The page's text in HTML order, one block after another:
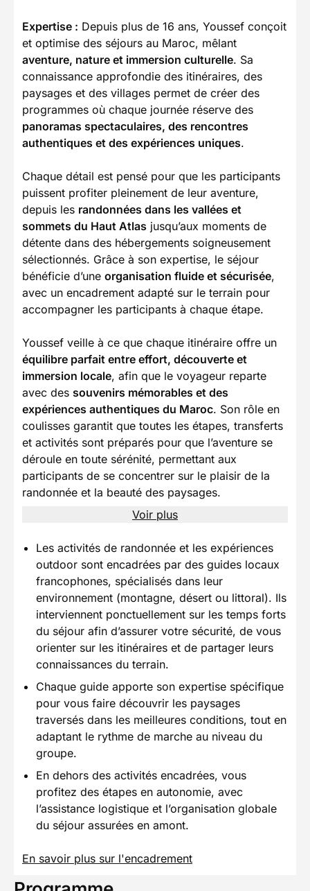
Expertise : Depuis plus de 16 ans, Youssef conçoit
et optimise des séjours au Maroc, mêlant
aventure, nature et immersion culturelle. Sa
connaissance approfondie des itinéraires, des
paysages et des villages permet de créer des
programmes où chaque journée réserve des
panoramas spectaculaires, des rencontres
authentiques et des expériences uniques.
Chaque détail est pensé pour que les participants
puissent profiter pleinement de leur aventure,
depuis les randonnées dans les vallées et
sommets du Haut Atlas jusqu’aux moments de
détente dans des hébergements soigneusement
sélectionnés. Grâce à son expertise, le séjour
bénéficie d’une organisation fluide et sécurisée,
avec un encadrement adapté sur le terrain pour
accompagner les participants à chaque étape.
Youssef veille à ce que chaque itinéraire offre un
équilibre parfait entre effort, découverte et
immersion locale, afin que le voyageur reparte
avec des souvenirs mémorables et des
expériences authentiques du Maroc. Son rôle en
coulisses garantit que toutes les étapes, transferts
et activités sont préparés pour que l’aventure se
déroule en toute sérénité, permettant aux
participants de se concentrer sur le plaisir de la
randonnée et la beauté des paysages.
Voir plus
Les activités de randonnée et les expériences
outdoor sont encadrées par des guides locaux
francophones, spécialisés dans leur
environnement (montagne, désert ou littoral). Ils
interviennent ponctuellement sur les temps forts
du séjour afin d’assurer votre sécurité, de vous
orienter sur les itinéraires et de partager leurs
connaissances du terrain.
Chaque guide apporte son expertise spécifique
pour vous faire découvrir les paysages
traversés dans les meilleures conditions, tout en
adaptant le rythme de marche au niveau du
groupe.
En dehors des activités encadrées, vous
profitez des étapes en autonomie, avec
l’assistance logistique et l’organisation globale
du séjour assurées en amont.
En savoir plus sur l'encadrement